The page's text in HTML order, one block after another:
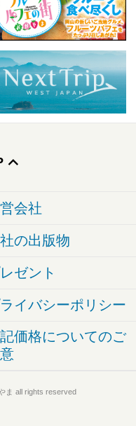
会社
の出版物
ゼント
イバシーポリシー
価格についてのご
ま all rights reserved